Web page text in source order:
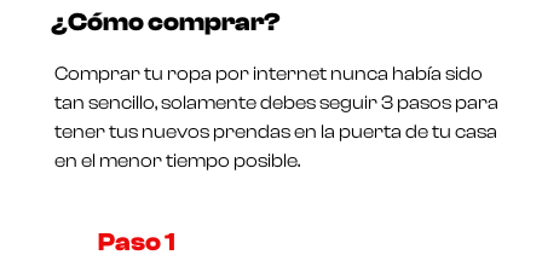
en
0
0
de
5
¿Cómo comprar?
Comprar tu ropa por internet nunca había sido
tan sencillo, solamente debes seguir 3 pasos para
tener tus nuevos prendas en la puerta de tu casa
en el menor tiempo posible.
Paso 1​